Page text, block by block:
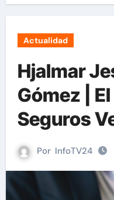
Actualidad
Hjalmar
Gómez |
Seguros
Por InfoTV24